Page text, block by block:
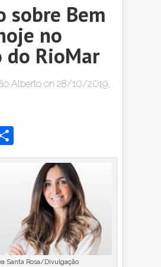
sobre Bem
no
do RioMar
Alberto on 28/10/2019,
Santa Rosa/Divulgação